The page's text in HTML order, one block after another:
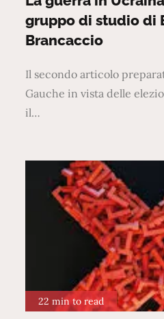
gruppo di studio di
Brancaccio
Il secondo articolo
Gauche in vista delle
il…
22 min to read